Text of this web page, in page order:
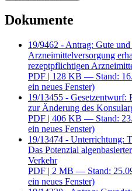
Dokumente
19/9462 - Antrag: Gute
Arzneimittelversorgung
rezeptpflichtigen
PDF | 128 KB — Stand:
ein neues Fenster)
19/13455 - Gesetzentwurf:
zur Änderung des
PDF | 406 KB — Stand:
ein neues Fenster)
19/13474 - Unterrichtung:
Das Potenzial
Verkehr
PDF | 2 MB — Stand:
ein neues Fenster)